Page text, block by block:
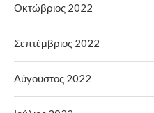
Οκτώβριος 2022
Σεπτέμβριος 2022
Αύγουστος 2022